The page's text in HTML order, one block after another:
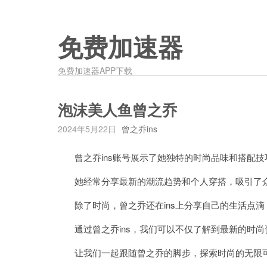
免费加速器
免费加速器APP下载
泡沫美人鱼曾之乔
2024年5月22日 曾之乔ins
曾之乔ins账号展示了她独特的时尚品味和搭配技
她经常分享最新的潮流趋势和个人穿搭，吸引了
除了时尚，曾之乔还在ins上分享自己的生活点滴
通过曾之乔ins，我们可以不仅了解到最新的时尚
让我们一起跟随曾之乔的脚步，探索时尚的无限